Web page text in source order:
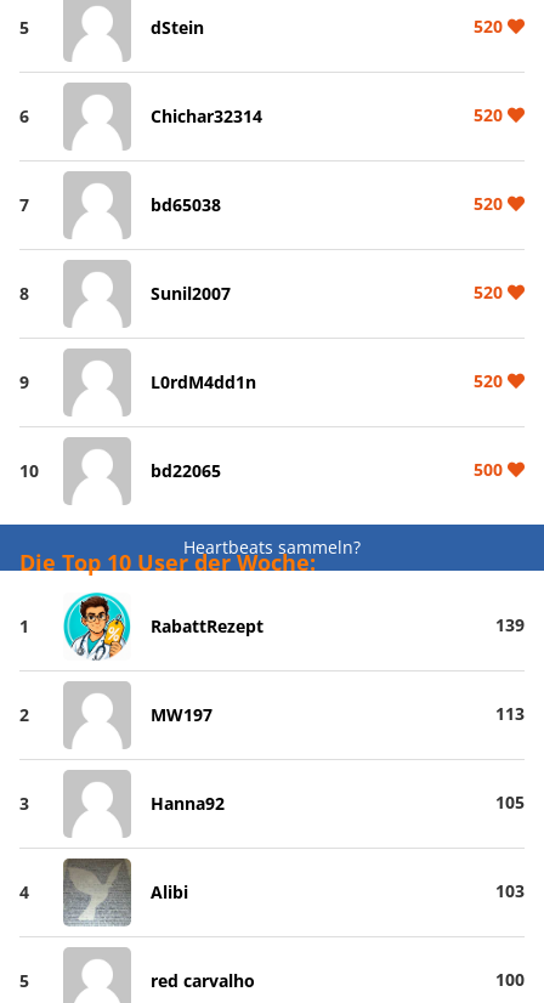
5 dStein 520
6 Chichar32314 520
7 bd65038 520
8 Sunil2007 520
9 L0rdM4dd1n 520
10 bd22065 500
Heartbeats sammeln?
Die Top 10 User der Woche:
1 RabattRezept 139
2 MW197 113
3 Hanna92 105
4 Alibi 103
5 red carvalho 100